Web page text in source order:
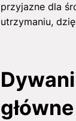
przyjazne dla
utrzymaniu,